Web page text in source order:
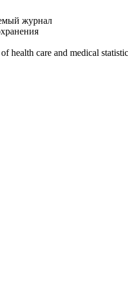
журнал
health care and medical